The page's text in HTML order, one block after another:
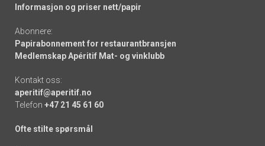
Informasjon og priser nett/papir
Abonnere:
Papirabonnement for restaurantbransjen
Medlemskap Apéritif Mat- og vinklubb
Kontakt oss:
aperitif@aperitif.no
Telefon +47 21 45 61 60
Ofte stilte spørsmål